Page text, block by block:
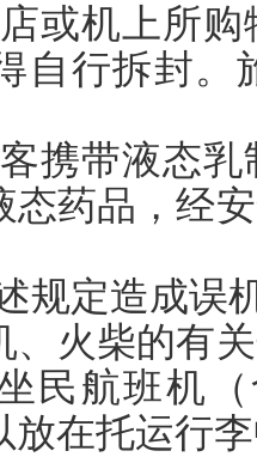
或机上所
自行拆封。
携带液态
态药品，经
规定造成误
、火柴的有
民航班机
放在托运行